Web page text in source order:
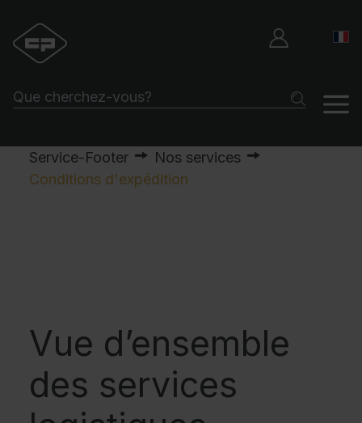
Service-Footer
Nos services
Conditions d'expédition
Vue d’ensemble
des services